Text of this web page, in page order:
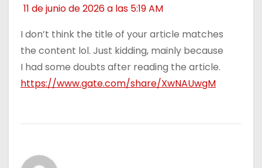
11 de junio de 2026 a las 5:19 AM
I don’t think the title of your article matches
the content lol. Just kidding, mainly because
I had some doubts after reading the article.
https://www.gate.com/share/XwNAUwgM